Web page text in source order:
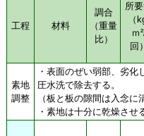
工程 材料
調合
（重量
比）
所
（
ｍ
回）
素地
調整
・表面のぜい弱部、劣
圧水洗で除去する。
（板と板の隙間は入念に
・素地は十分に乾燥させ